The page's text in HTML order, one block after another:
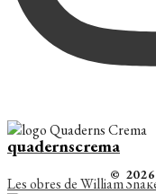
quadernscrema
Les obres de William
©